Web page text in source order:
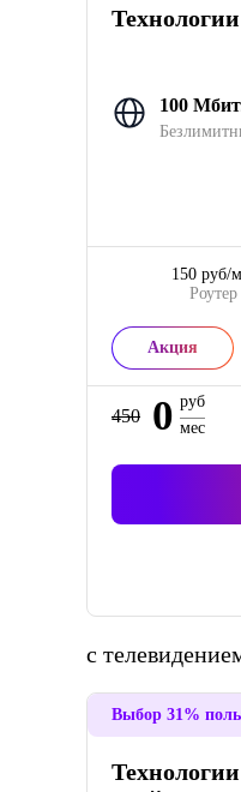
100
Роутер
150 руб/
Акция
450 0 руб
мес
с
Выбор 31%